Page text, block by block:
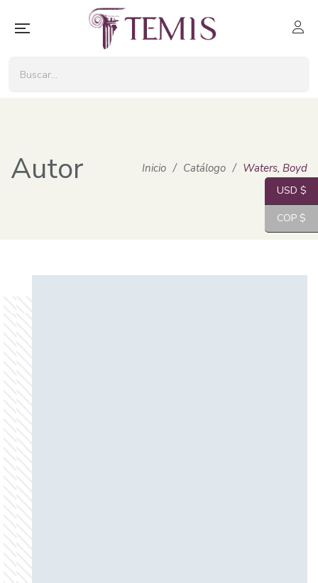
Autor Inicio / Catálogo / Waters, Boyd
USD $
COP $